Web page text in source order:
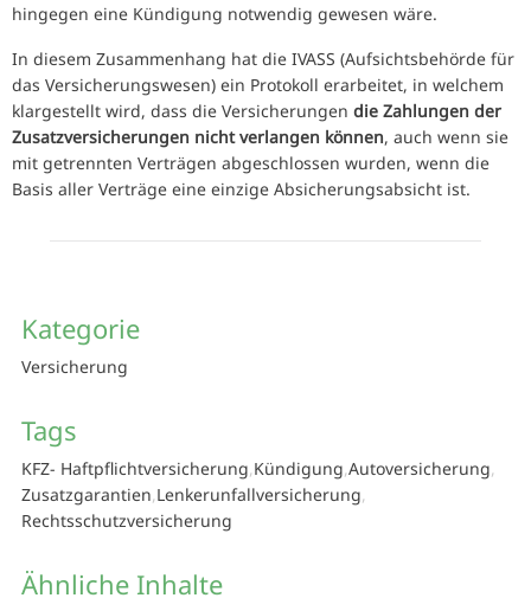
hingegen eine Kündigung notwendig gewesen wäre.
In diesem Zusammenhang hat die IVASS (Aufsichtsbehörde für
das Versicherungswesen) ein Protokoll erarbeitet, in welchem
klargestellt wird, dass die Versicherungen die Zahlungen der
Zusatzversicherungen nicht verlangen können, auch wenn sie
mit getrennten Verträgen abgeschlossen wurden, wenn die
Basis aller Verträge eine einzige Absicherungsabsicht ist.
Kategorie
Versicherung
Tags
KFZ- Haftpflichtversicherung Kündigung Autoversicherung
Zusatzgarantien Lenkerunfallversicherung
Rechtsschutzversicherung
Ähnliche Inhalte